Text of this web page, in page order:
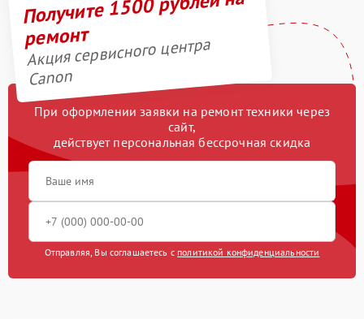
ремонт
Акция сервисного центра
Canon
При оформлении заявки на ремонт техники через
сайт,
действует персональная бессрочная скидка
Отправляя, Вы соглашаетесь с политикой конфиденциальности